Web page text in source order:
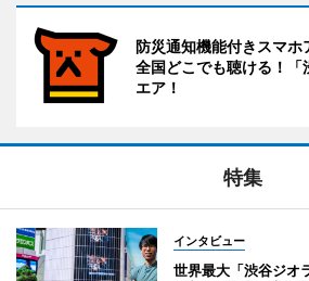
防災通知機能付きスマ
全国どこでも聴ける！「
エア！
特集
インタビュー
世界最大「渋谷ジ